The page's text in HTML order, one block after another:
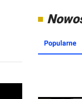
Popularne